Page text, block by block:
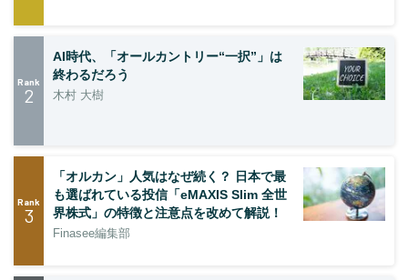
Rank
2
AI時代、「オールカントリー“一択”」は
終わるだろう
木村 大樹
Rank
3
「オルカン」人気はなぜ続く？ 日本で最
も選ばれている投信「eMAXIS Slim 全世
界株式」の特徴と注意点を改めて解説！
Finasee編集部